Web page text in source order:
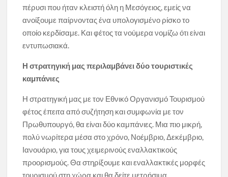
πέρυσι που ήταν κλειστή όλη η Μεσόγειος, εμείς να
ανοίξουμε παίρνοντας ένα υπολογισμένο ρίσκο το
οποίο κερδίσαμε. Και φέτος τα νούμερα νομίζω ότι είναι
εντυπωσιακά.
Η στρατηγική μας περιλαμβάνει δύο τουριστικές
καμπάνιες
Η στρατηγική μας με τον Εθνικό Οργανισμό Τουρισμού
φέτος έπειτα από συζήτηση και συμφωνία με τον
Πρωθυπουργό, θα είναι δύο καμπάνιες. Μια πιο μικρή,
πολύ νωρίτερα μέσα στο χρόνο, Νοέμβριο, Δεκέμβριο,
Ιανουάριο, για τους χειμερινούς εναλλακτικούς
προορισμούς. Θα στηρίξουμε και εναλλακτικές μορφές
τουρισμού στη χώρα και θα δείτε μετρήσιμα